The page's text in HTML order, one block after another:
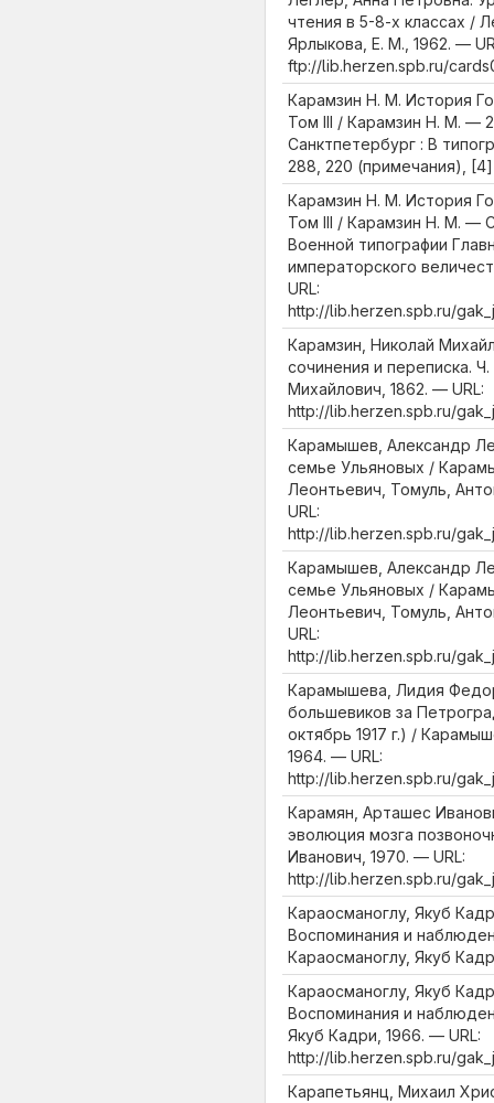
чтения в 5-8-х классах /
Ярлыкова, Е. М., 1962. —
ftp://lib.herzen.spb.ru/
Карамзин Н. М. История
Том III / Карамзин Н. М. —
Санктпетербург : В
288, 220 (примечания), [4]
Карамзин Н. М. История
Том III / Карамзин Н. М. —
Военной типографии
императорского
URL:
http://lib.herzen.spb.ru/
Карамзин, Николай
сочинения и переписка.
Михайлович, 1862. — URL:
http://lib.herzen.spb.ru/
Карамышев, Александр
семье Ульяновых /
Леонтьевич, Томуль,
URL:
http://lib.herzen.spb.ru/
Карамышев, Александр
семье Ульяновых /
Леонтьевич, Томуль,
URL:
http://lib.herzen.spb.ru/
Карамышева, Лидия
большевиков за
октябрь 1917 г.) /
1964. — URL:
http://lib.herzen.spb.ru/
Карамян, Арташес
эволюция мозга
Иванович, 1970. — URL:
http://lib.herzen.spb.ru/
Караосманоглу, Якуб
Воспоминания и
Караосманоглу, Якуб
Караосманоглу, Якуб
Воспоминания и
Якуб Кадри, 1966. — URL:
http://lib.herzen.spb.ru/
Карапетьянц, Михаил